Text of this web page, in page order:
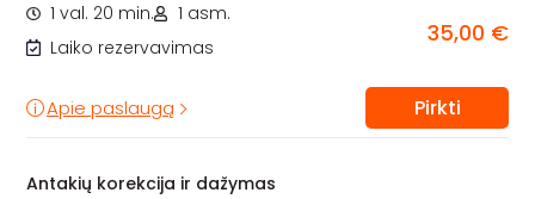
1 val. 20 min.
1 asm.
Laiko rezervavimas
35,00 €
Apie paslaugą Pirkti
Antakių korekcija ir dažymas